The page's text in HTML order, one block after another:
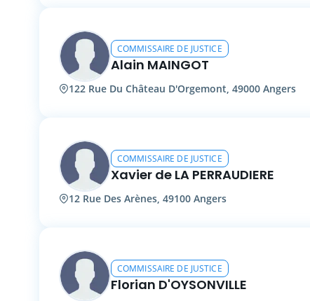
COMMISSAIRE DE JUSTICE
Alain MAINGOT
122 Rue Du Château D'Orgemont, 49000 Angers
COMMISSAIRE DE JUSTICE
Xavier de LA PERRAUDIERE
12 Rue Des Arènes, 49100 Angers
COMMISSAIRE DE JUSTICE
Florian D'OYSONVILLE